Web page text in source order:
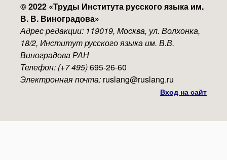
© 2022 «Труды Института русского языка им.
В. В. Виноградова»
Адрес редакции: 119019, Москва, ул. Волхонка,
18/2, Институт русского языка им. В.В.
Виноградова РАН
Телефон: (+7 495)695-26-60
Электронная почта: ruslang@ruslang.ru
Вход на сайт